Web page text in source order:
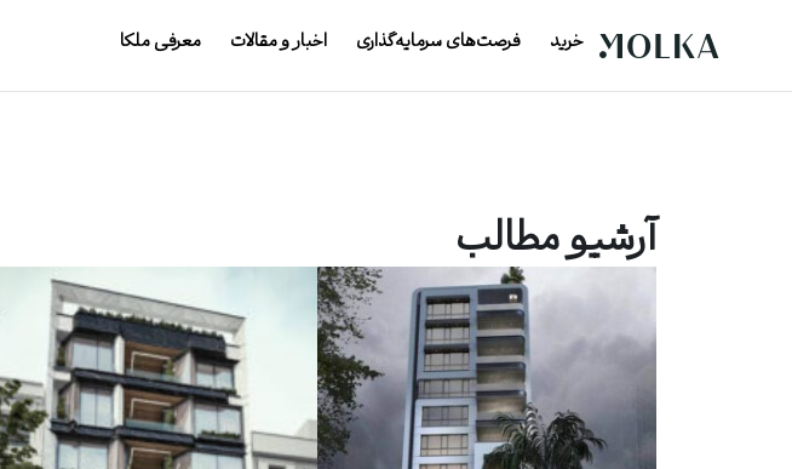
خرید فرصت‌های سرمایه‌گذاری اخبار و مقالات معرفی ملکا
آرشیو مطالب